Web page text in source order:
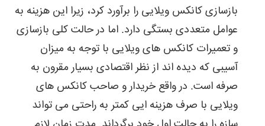
بازسازی کانکس ویلایی را برآورد کرد، زیرا این هزینه به
عوامل متعددی بستگی دارد. اما در حالت کلی بازسازی
و تعمیرات کانکس های ویلایی با توجه به میزان
آسیبی که دیده اند از نظر اقتصادی بسیار مقرون به
صرفه است. در واقع خریدار و صاحب کانکس های
ویلایی با صرف هزینه ایی کمتر به راحتی می تواند